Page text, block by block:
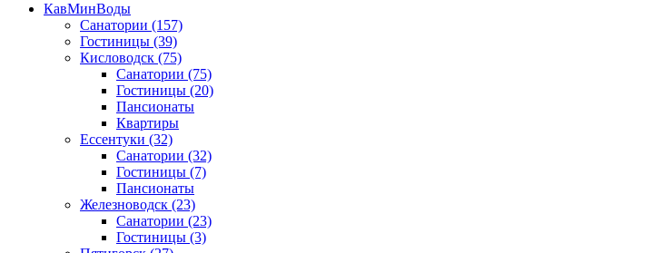
КавМинВоды
Санатории (157)
Гостиницы (39)
Кисловодск (75)
Санатории (75)
Гостиницы (20)
Пансионаты
Квартиры
Ессентуки (32)
Санатории (32)
Гостиницы (7)
Пансионаты
Железноводск (23)
Санатории (23)
Гостиницы (3)